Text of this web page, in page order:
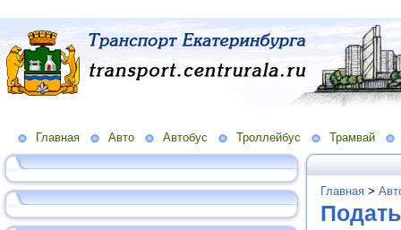
Главная Авто Автобус Троллейбус Трамвай
Главная >